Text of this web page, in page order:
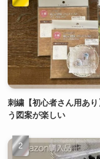
刺繍【初心者さん用あ
う図案が楽しい